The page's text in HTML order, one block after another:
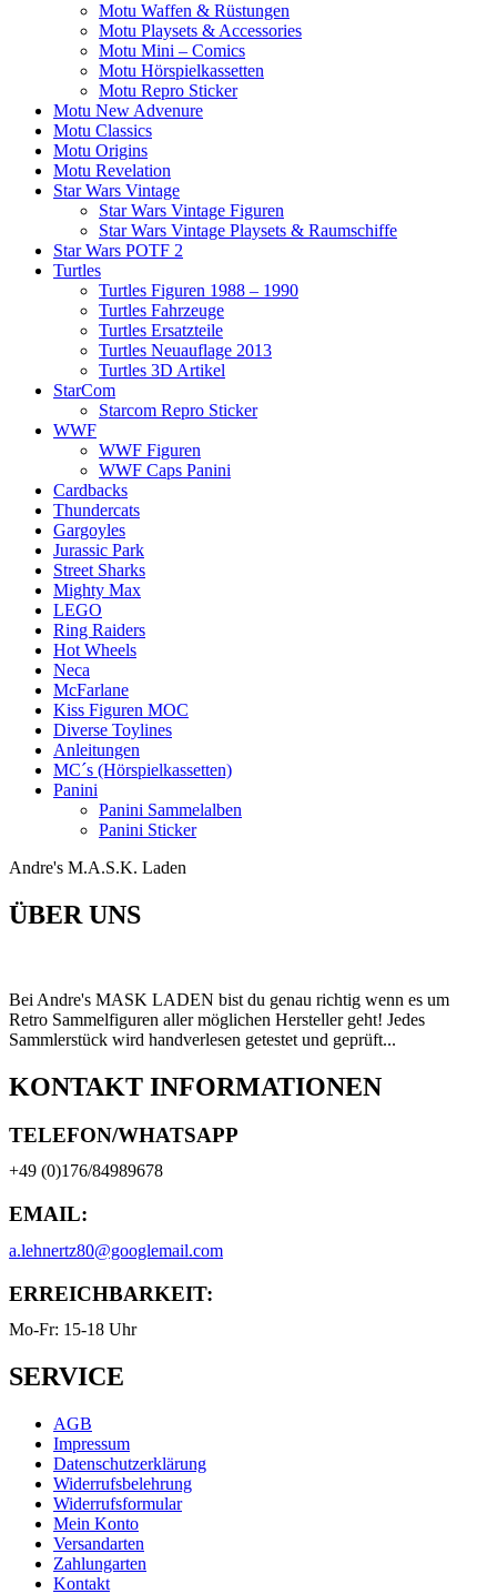
Motu Waffen & Rüstungen
Motu Playsets & Accessories
Motu Mini – Comics
Motu Hörspielkassetten
Motu Repro Sticker
Motu New Advenure
Motu Classics
Motu Origins
Motu Revelation
Star Wars Vintage
Star Wars Vintage Figuren
Star Wars Vintage Playsets & Raumschiffe
Star Wars POTF 2
Turtles
Turtles Figuren 1988 – 1990
Turtles Fahrzeuge
Turtles Ersatzteile
Turtles Neuauflage 2013
Turtles 3D Artikel
StarCom
Starcom Repro Sticker
WWF
WWF Figuren
WWF Caps Panini
Cardbacks
Thundercats
Gargoyles
Jurassic Park
Street Sharks
Mighty Max
LEGO
Ring Raiders
Hot Wheels
Neca
McFarlane
Kiss Figuren MOC
Diverse Toylines
Anleitungen
MC´s (Hörspielkassetten)
Panini
Panini Sammelalben
Panini Sticker
Andre's M.A.S.K. Laden
ÜBER UNS
Bei Andre's MASK LADEN bist du genau richtig wenn es um
Retro Sammelfiguren aller möglichen Hersteller geht! Jedes
Sammlerstück wird handverlesen getestet und geprüft...
KONTAKT INFORMATIONEN
TELEFON/WHATSAPP
+49 (0)176/84989678
EMAIL:
a.lehnertz80@googlemail.com
ERREICHBARKEIT:
Mo-Fr: 15-18 Uhr
SERVICE
AGB
Impressum
Datenschutzerklärung
Widerrufsbelehrung
Widerrufsformular
Mein Konto
Versandarten
Zahlungarten
Kontakt